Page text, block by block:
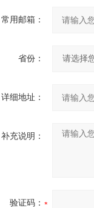
常用邮箱：
省份：
详细地址：
补充说明：
验证码：